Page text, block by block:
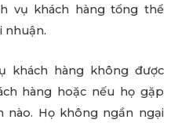
vụ khách hàng tổng thể
nhuận.
khách hàng không được
hàng hoặc nếu họ gặp
Họ không ngần ngại